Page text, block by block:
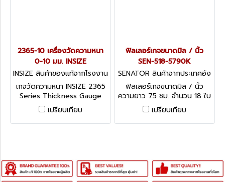
2365-10 เครื่องวัดความหนา
0-10 มม. INSIZE
INSIZE สินค้าของแท้จากโรงงาน
ผู้ผลิต 2365-10
เกจวัดความหนา INSIZE 2365
Series Thickness Gauge
เปรียบเทียบ
ฟิลเลอร์เกจขนาดมิล / นิ้ว
SEN-518-5790K
SENATOR สินค้าจากประเทศอัง
กฤษ SEN-518-5790K
ฟิลเลอร์เกจขนาดมิล / นิ้ว
ความยาว 75 ซม. จำนวน 18 ใบ
SENATOR MET/IMP FEELER
GAUGE 75mm BLADE
LENGTH
เปรียบเทียบ